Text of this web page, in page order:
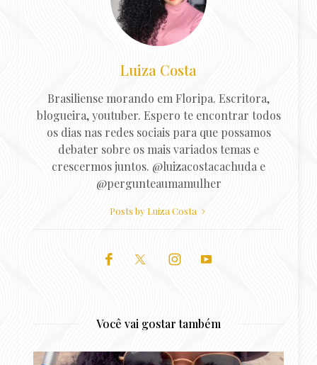
Luiza Costa
Brasiliense morando em Floripa. Escritora,
blogueira, youtuber. Espero te encontrar todos
os dias nas redes sociais para que possamos
debater sobre os mais variados temas e
crescermos juntos. @luizacostacachuda e
@pergunteaumamulher
Posts by Luiza Costa
Você vai gostar também